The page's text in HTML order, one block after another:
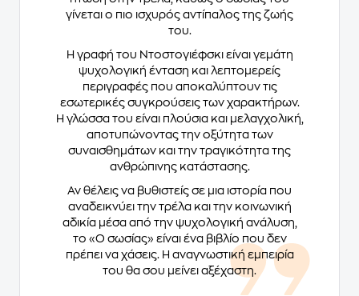
γίνεται ο πιο ισχυρός αντίπαλος της ζωής
του.
Η γραφή του Ντοστογιέφσκι είναι γεμάτη
ψυχολογική ένταση και λεπτομερείς
περιγραφές που αποκαλύπτουν τις
εσωτερικές συγκρούσεις των χαρακτήρων.
Η γλώσσα του είναι πλούσια και μελαγχολική,
αποτυπώνοντας την οξύτητα των
συναισθημάτων και την τραγικότητα της
ανθρώπινης κατάστασης.
Αν θέλεις να βυθιστείς σε μια ιστορία που
αναδεικνύει την τρέλα και την κοινωνική
αδικία μέσα από την ψυχολογική ανάλυση,
το «Ο σωσίας» είναι ένα βιβλίο που δεν
πρέπει να χάσεις. Η αναγνωστική εμπειρία
του θα σου μείνει αξέχαστη.